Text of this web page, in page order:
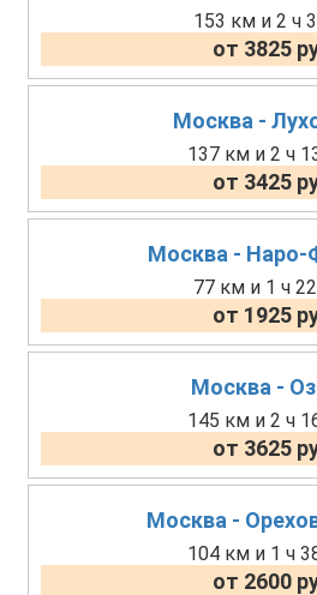
153 км и 2 ч
от 3825
Москва -
137 км и 2 ч
от 3425
Москва - Наро-
77 км и 1 ч
от 1925
Москва -
145 км и 2 ч
от 3625
Москва -
104 км и 1 ч
от 2600